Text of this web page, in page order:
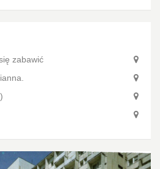
zabawić